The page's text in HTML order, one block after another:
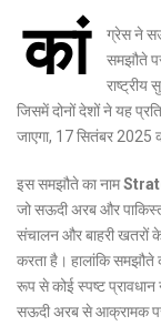
कां
ग्रेस ने
समझौते
राष्ट्रीय
जिसमें दोनों देशों ने यह
जाएगा, 17 सितंबर 2025
इस समझौते का नाम
जो सऊदी अरब और
संचालन और बाहरी खतरों के
करता है। हालांकि समझौते
रूप से कोई स्पष्ट प्रावधान
सऊदी अरब से आक्रामक